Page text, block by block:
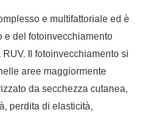
e multifattoriale ed è
e del fotoinvecchiamento
Il fotoinvecchiamento si
aree maggiormente
da secchezza cutanea,
perdita di elasticità,